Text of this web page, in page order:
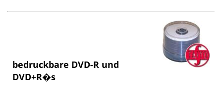
bedruckbare DVD-R und
DVD+R�s